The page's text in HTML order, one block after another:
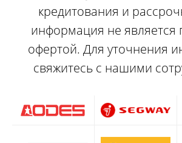
кредитования и
информация не является
офертой. Для уточнения
свяжитесь с нашими